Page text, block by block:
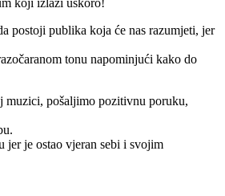
postoji publika koja će nas razumjeti, jer
tonu napominjući kako do
muzici, pošaljimo pozitivnu poruku,
jer je ostao vjeran sebi i svojim